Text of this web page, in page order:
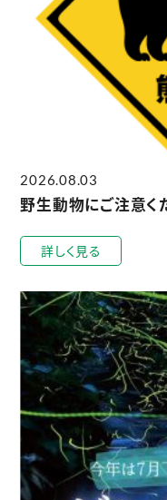
2026.08.03
野生動物にご注意く
詳しく見る